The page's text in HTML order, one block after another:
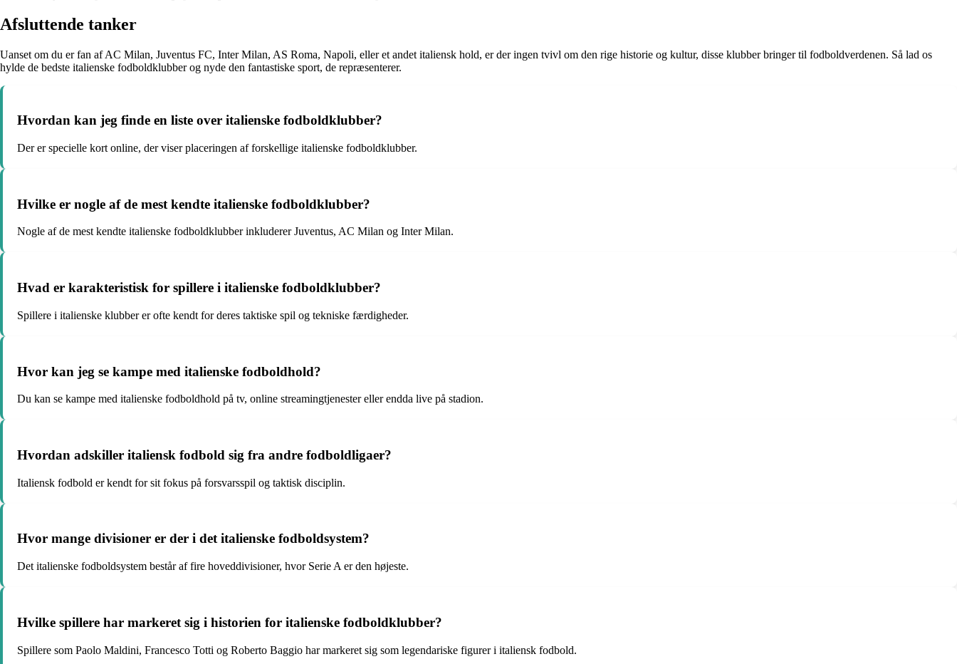
Afsluttende tanker
Uanset om du er fan af AC Milan, Juventus FC, Inter Milan, AS Roma, Napoli, eller et andet italiensk hold, er der ingen tvivl om den rige historie og kultur, disse klubber bringer til fodboldverdenen. Så lad os
hylde de bedste italienske fodboldklubber og nyde den fantastiske sport, de repræsenterer.
Hvordan kan jeg finde en liste over italienske fodboldklubber?
Der er specielle kort online, der viser placeringen af forskellige italienske fodboldklubber.
Hvilke er nogle af de mest kendte italienske fodboldklubber?
Nogle af de mest kendte italienske fodboldklubber inkluderer Juventus, AC Milan og Inter Milan.
Hvad er karakteristisk for spillere i italienske fodboldklubber?
Spillere i italienske klubber er ofte kendt for deres taktiske spil og tekniske færdigheder.
Hvor kan jeg se kampe med italienske fodboldhold?
Du kan se kampe med italienske fodboldhold på tv, online streamingtjenester eller endda live på stadion.
Hvordan adskiller italiensk fodbold sig fra andre fodboldligaer?
Italiensk fodbold er kendt for sit fokus på forsvarsspil og taktisk disciplin.
Hvor mange divisioner er der i det italienske fodboldsystem?
Det italienske fodboldsystem består af fire hoveddivisioner, hvor Serie A er den højeste.
Hvilke spillere har markeret sig i historien for italienske fodboldklubber?
Spillere som Paolo Maldini, Francesco Totti og Roberto Baggio har markeret sig som legendariske figurer i italiensk fodbold.